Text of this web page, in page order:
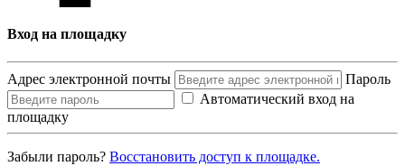
Вход на площадку
Адрес электронной почты
Пароль
Автоматический вход на
площадку
Забыли пароль? Восcтановить доступ к площадке.